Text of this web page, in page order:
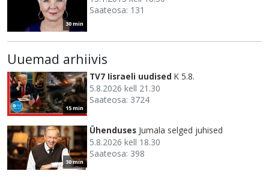
30 min
Saateosa: 131
Uuemad arhiivis
15 min
TV7 Iisraeli uudised K 5.8.
5.8.2026 kell 21.30
Saateosa: 3724
30 min
Ühenduses Jumala selged juhised
5.8.2026 kell 18.30
Saateosa: 398